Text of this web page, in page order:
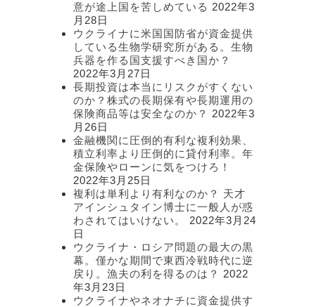
意が途上国を苦しめている 2022年3
月28日
ウクライナに米国国防省が資金提供
している生物学研究所がある。生物
兵器を作る国支援すべき国か？
2022年3月27日
長期投資は本当にリスクがすくない
のか？株式の長期保有や長期運用の
保険商品等は安全なのか？
2022年3
月26日
金融機関に圧倒的有利な複利効果、
積立利率より圧倒的に貸付利率。年
金保険やローンに気をつけろ！
2022年3月25日
複利は単利より有利なのか？ 天才
アインシュタイン博士に一般人が惑
わされてはいけない。
2022年3月24
日
ウクライナ・ロシア問題の最大の黒
幕。僅かな期間で東西冷戦時代に逆
戻り。漁夫の利を得るのは？
2022
年3月23日
ウクライナやネオナチに資金提供す